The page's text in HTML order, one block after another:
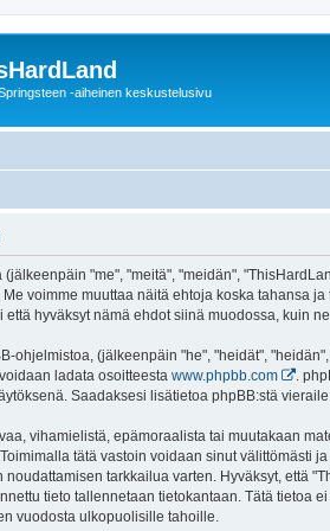
-aiheinen keskustelusivu
"me", "meitä", "meidän",
voimme muuttaa näitä ehtoja koska tahansa
hyväksyt nämä ehdot siinä muodossa, kuin
ohjelmistoa, (jälkeenpäin "he", "heidät",
ladata osoitteesta www.phpbb.com
.
Saadaksesi lisätietoa phpBB:stä
vihamielistä, epämoraalista tai muutakaan
tätä vastoin voidaan sinut välittömästi
noudattamisen tarkkailua varten. Hyväksyt, että
tieto tallennetaan tietokantaan. Tätä
vuodosta ulkopuolisille tahoille.